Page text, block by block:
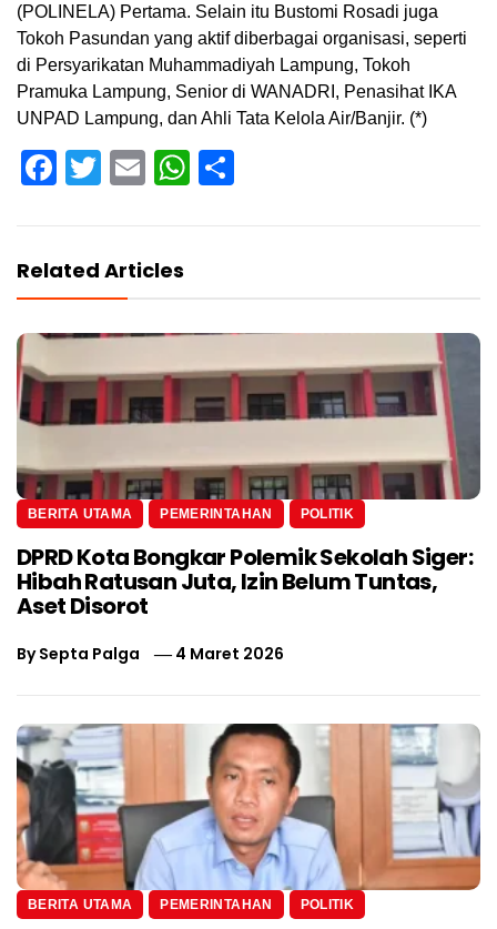
(POLINELA) Pertama. Selain itu Bustomi Rosadi juga
Tokoh Pasundan yang aktif diberbagai organisasi, seperti
di Persyarikatan Muhammadiyah Lampung, Tokoh
Pramuka Lampung, Senior di WANADRI, Penasihat IKA
UNPAD Lampung, dan Ahli Tata Kelola Air/Banjir. (*)
Facebook
Twitter
EmailWhatsApp
Related Articles
BERITA UTAMA PEMERINTAHAN POLITIK
DPRD Kota Bongkar Polemik Sekolah Siger:
Hibah Ratusan Juta, Izin Belum Tuntas,
Aset Disorot
BySepta Palga 4 Maret 2026
BERITA UTAMA PEMERINTAHAN POLITIK